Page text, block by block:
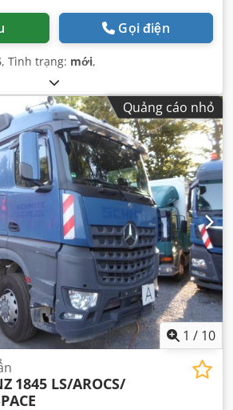
Gọi điện
, Tình trạng: mới,
Quảng cáo nhỏ
1 / 10
1845 LS/AROCS/